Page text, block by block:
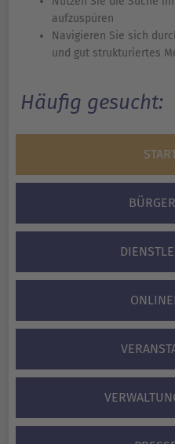
aufzuspüren
Navigieren Sie sich
und gut strukturiertes
Häufig gesucht: